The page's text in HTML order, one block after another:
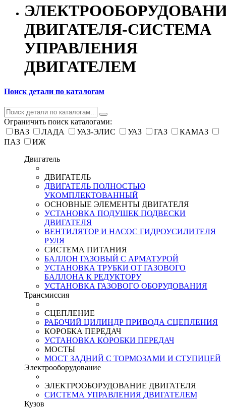
ДВИГАТЕЛЯ-СИСТЕМА
УПРАВЛЕНИЯ
ДВИГАТЕЛЕМ
Поиск детали по каталогам
Ограничить поиск каталогами:
ВАЗ
ЛАДА УАЗ-ЭЛИС УАЗ ГАЗ
КАМАЗ
ПАЗ
ИЖ
Двигатель
ДВИГАТЕЛЬ
ДВИГАТЕЛЬ ПОЛНОСТЬЮ
УКОМПЛЕКТОВАННЫЙ
ОСНОВНЫЕ ЭЛЕМЕНТЫ ДВИГАТЕЛЯ
УСТАНОВКА ПОДУШЕК ПОДВЕСКИ
ДВИГАТЕЛЯ
ВЕНТИЛЯТОР И НАСОС ГИДРОУСИЛИТЕЛЯ
РУЛЯ
СИСТЕМА ПИТАНИЯ
БАЛЛОН ГАЗОВЫЙ С АРМАТУРОЙ
УСТАНОВКА ТРУБКИ ОТ ГАЗОВОГО
БАЛЛОНА К РЕДУКТОРУ
УСТАНОВКА ГАЗОВОГО ОБОРУДОВАНИЯ
Трансмиссия
СЦЕПЛЕНИЕ
РАБОЧИЙ ЦИЛИНДР ПРИВОДА СЦЕПЛЕНИЯ
КОРОБКА ПЕРЕДАЧ
УСТАНОВКА КОРОБКИ ПЕРЕДАЧ
МОСТЫ
МОСТ ЗАДНИЙ С ТОРМОЗАМИ И СТУПИЦЕЙ
Электрооборудование
ЭЛЕКТРООБОРУДОВАНИЕ ДВИГАТЕЛЯ
СИСТЕМА УПРАВЛЕНИЯ ДВИГАТЕЛЕМ
Кузов